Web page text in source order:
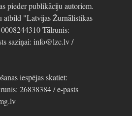
pieder publikāciju autoriem.
atbild "Latvijas Žurnālistikas
Tālrunis:
saziņai: info@lzc.lv /
iespējas skatiet:
26838384 / e-pasts